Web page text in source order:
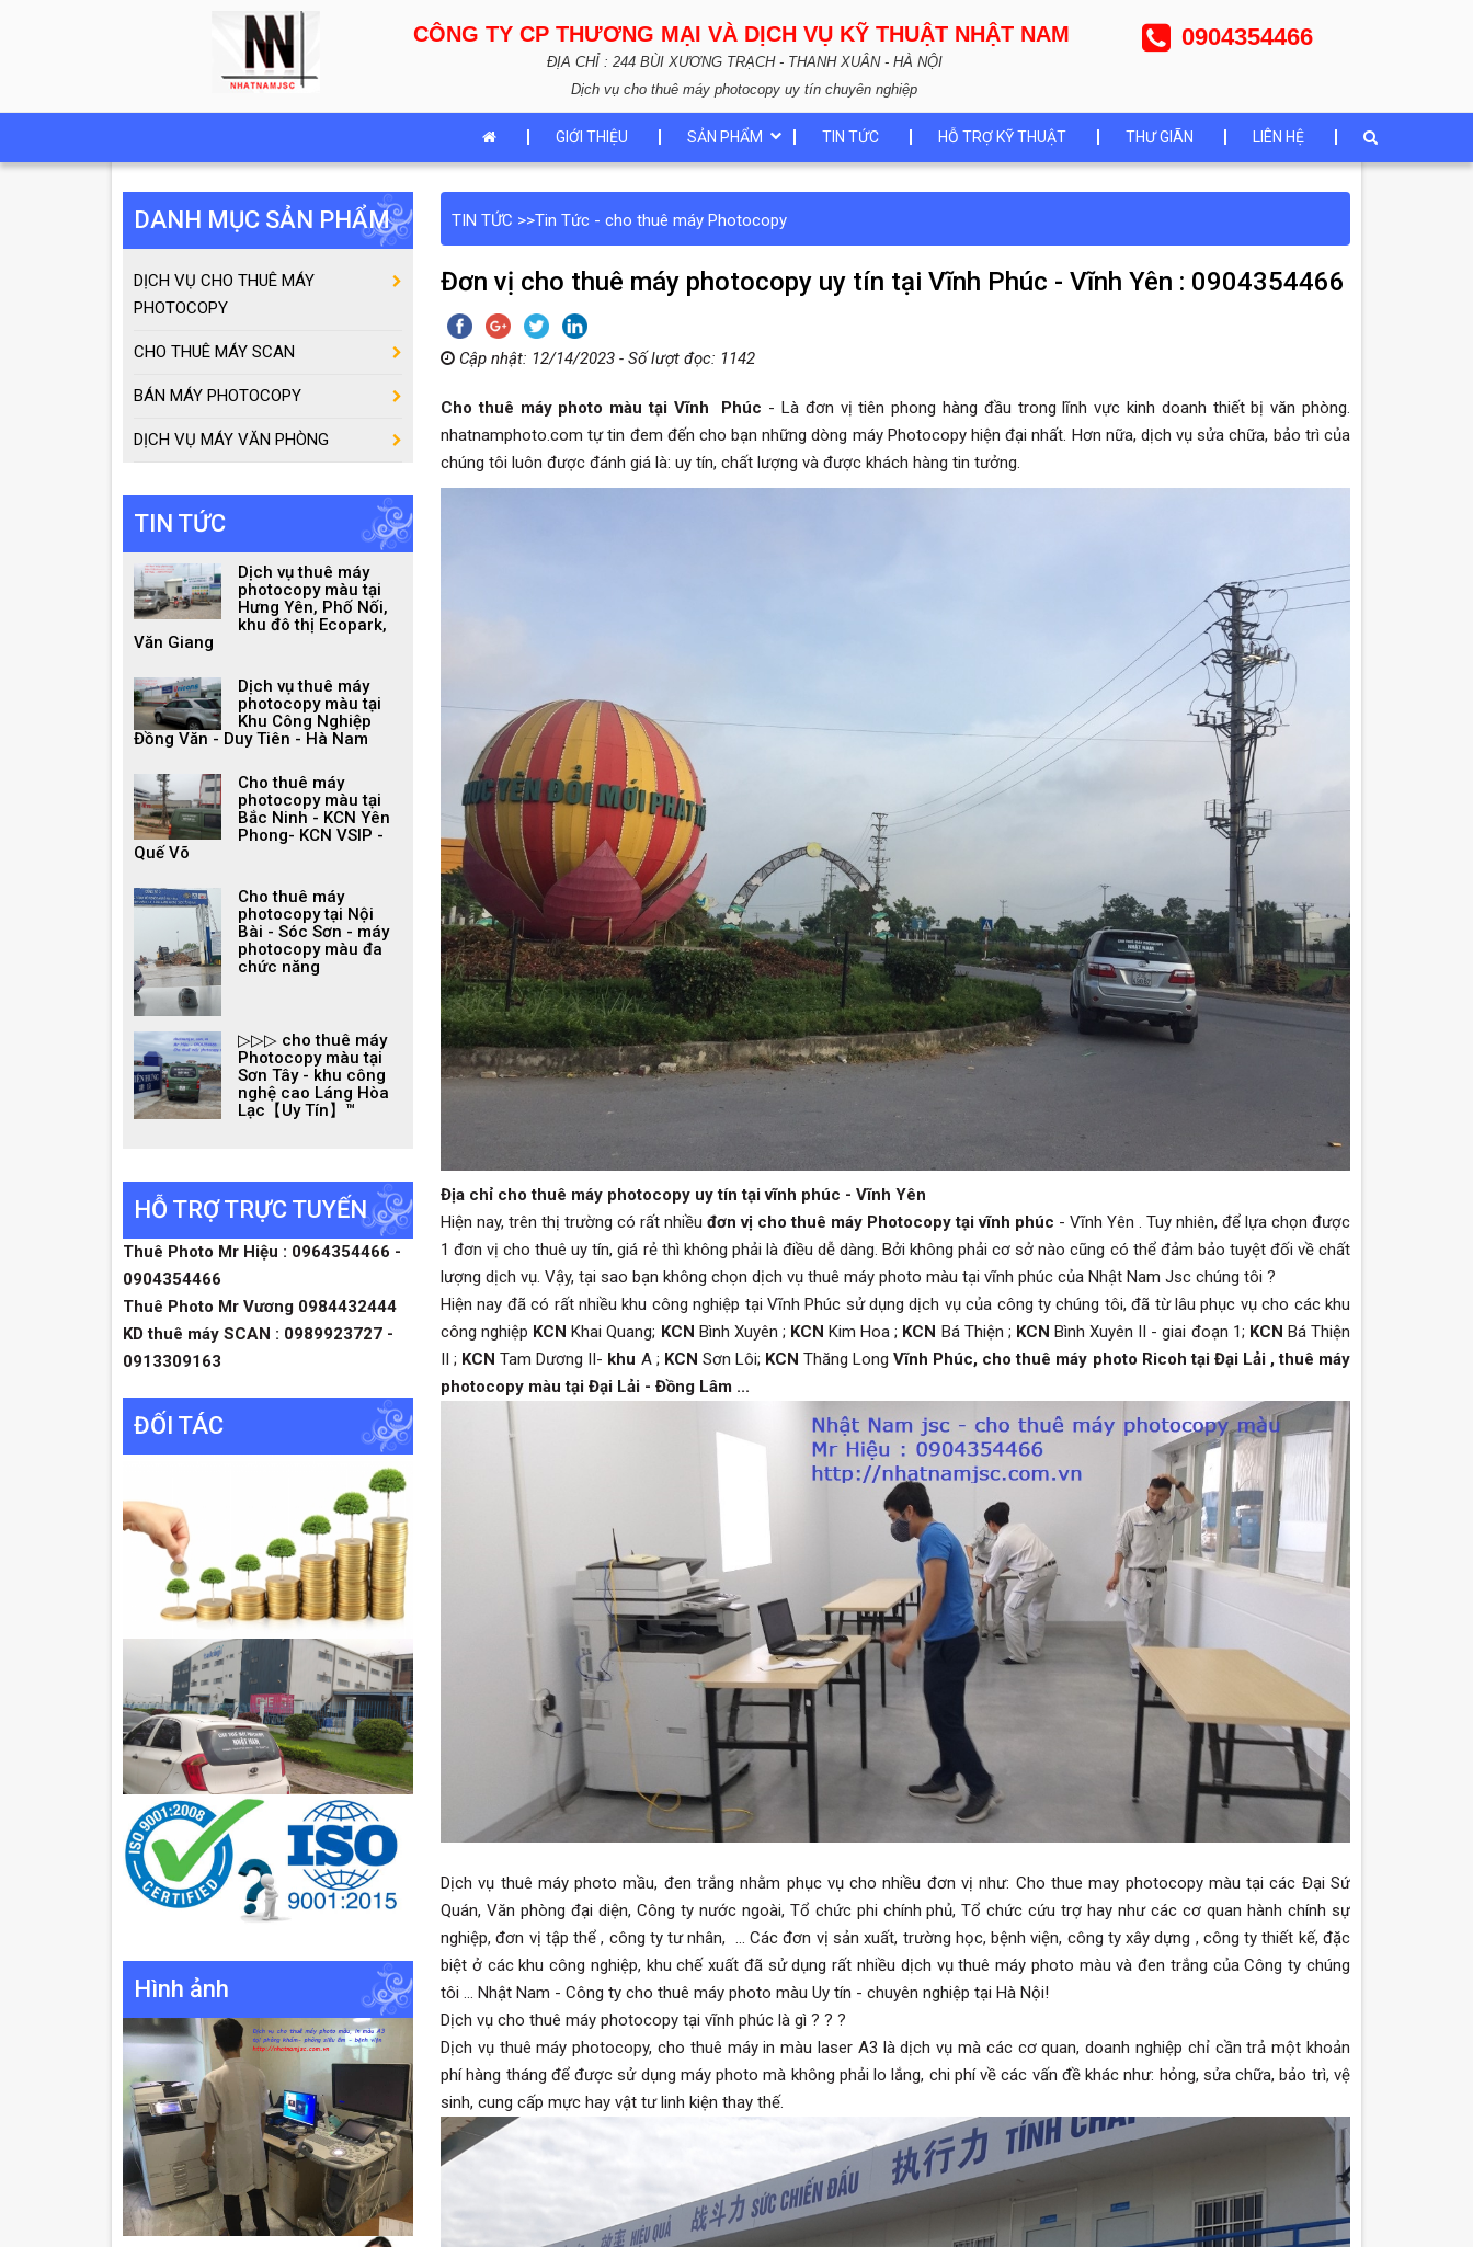
CÔNG TY CP THƯƠNG MẠI VÀ DỊCH VỤ KỸ THUẬT NHẬT NAM
ĐỊA CHỈ : 244 BÙI XƯƠNG TRẠCH - THANH XUÂN - HÀ NỘI
Dịch vụ cho thuê máy photocopy uy tín chuyên nghiệp
0904354466
GIỚI THIỆU SẢN PHẨM TIN TỨC HỖ TRỢ KỸ THUẬT THƯ GIÃN LIÊN HỆ
TIN TỨC >>Tin Tức - cho thuê máy Photocopy
Đơn vị cho thuê máy photocopy uy tín tại Vĩnh Phúc - Vĩnh Yên : 0904354466
Cập nhật: 12/14/2023 - Số lượt đọc: 1142
Cho thuê máy photo màu tại Vĩnh Phúc - Là đơn vị tiên phong hàng đầu trong lĩnh vực kinh doanh thiết bị văn phòng.
nhatnamphoto.com tự tin đem đến cho bạn những dòng máy Photocopy hiện đại nhất. Hơn nữa, dịch vụ sửa chữa, bảo trì của
chúng tôi luôn được đánh giá là: uy tín, chất lượng và được khách hàng tin tưởng.
Địa chỉ cho thuê máy photocopy uy tín tại vĩnh phúc - Vĩnh Yên
Hiện nay, trên thị trường có rất nhiều đơn vị cho thuê máy Photocopy tại vĩnh phúc - Vĩnh Yên . Tuy nhiên, để lựa chọn được
1 đơn vị cho thuê uy tín, giá rẻ thì không phải là điều dễ dàng. Bởi không phải cơ sở nào cũng có thể đảm bảo tuyệt đối về chất
lượng dịch vụ. Vậy, tại sao bạn không chọn dịch vụ thuê máy photo màu tại vĩnh phúc của Nhật Nam Jsc chúng tôi ?
Hiện nay đã có rất nhiều khu công nghiệp tại Vĩnh Phúc sử dụng dịch vụ của công ty chúng tôi, đã từ lâu phục vụ cho các khu
công nghiệp KCN Khai Quang; KCN Bình Xuyên ; KCN Kim Hoa ; KCN Bá Thiện ; KCN Bình Xuyên II - giai đoạn 1; KCN Bá Thiện
II ; KCN Tam Dương II- khu A ; KCN Sơn Lôi; KCN Thăng LongVĩnh Phúc, cho thuê máy photo Ricoh tại Đại Lải , thuê máy
photocopy màu tại Đại Lải - Đồng Lâm ...
Dịch vụ thuê máy photo mầu, đen trắng nhằm phục vụ cho nhiều đơn vị như: Cho thue may photocopy màu tại các Đại Sứ
Quán, Văn phòng đại diện, Công ty nước ngoài, Tổ chức phi chính phủ, Tổ chức cứu trợ hay như các cơ quan hành chính sự
nghiệp, đơn vị tập thể , công ty tư nhân, ... Các đơn vị sản xuất, trường học, bệnh viện, công ty xây dựng , công ty thiết kế, đặc
biệt ở các khu công nghiệp, khu chế xuất đã sử dụng rất nhiều dịch vụ thuê máy photo màu và đen trắng của Công ty chúng
tôi … Nhật Nam - Công ty cho thuê máy photo màu Uy tín - chuyên nghiệp tại Hà Nội!
Dịch vụ cho thuê máy photocopy tại vĩnh phúc là gì ? ? ?
Dịch vụ thuê máy photocopy, cho thuê máy in màu laser A3 là dịch vụ mà các cơ quan, doanh nghiệp chỉ cần trả một khoản
phí hàng tháng để được sử dụng máy photo mà không phải lo lắng, chi phí về các vấn đề khác như: hỏng, sửa chữa, bảo trì, vệ
sinh, cung cấp mực hay vật tư linh kiện thay thế.
DANH MỤC SẢN PHẨM
DỊCH VỤ CHO THUÊ MÁY
PHOTOCOPY
CHO THUÊ MÁY SCAN
BÁN MÁY PHOTOCOPY
DỊCH VỤ MÁY VĂN PHÒNG
TIN TỨC
Dịch vụ thuê máy
photocopy màu tại
Hưng Yên, Phố Nối,
khu đô thị Ecopark,
Văn Giang
Dịch vụ thuê máy
photocopy màu tại
Khu Công Nghiệp
Đồng Văn - Duy Tiên - Hà Nam
Cho thuê máy
photocopy màu tại
Bắc Ninh - KCN Yên
Phong- KCN VSIP -
Quế Võ
Cho thuê máy
photocopy tại Nội
Bài - Sóc Sơn - máy
photocopy màu đa
chức năng
▷▷▷ cho thuê máy
Photocopy màu tại
Sơn Tây - khu công
nghệ cao Láng Hòa
Lạc【Uy Tín】™
HỖ TRỢ TRỰC TUYẾN
Thuê Photo Mr Hiệu : 0964354466 -
0904354466
Thuê Photo Mr Vương 0984432444
KD thuê máy SCAN : 0989923727 -
0913309163
ĐỐI TÁC
Hình ảnh